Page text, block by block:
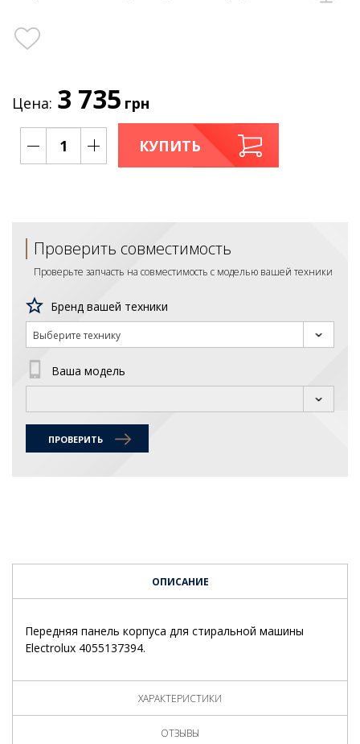
Цена: 3 735 грн
КУПИТЬ
Проверить совместимость
Проверьте запчасть на совместимость с моделью вашей техники
Бренд вашей техники
Выберите технику
Ваша модель
ПРОВЕРИТЬ
ОПИСАНИЕ
Передняя панель корпуса для стиральной машины
Electrolux 4055137394.
ХАРАКТЕРИСТИКИ
ОТЗЫВЫ